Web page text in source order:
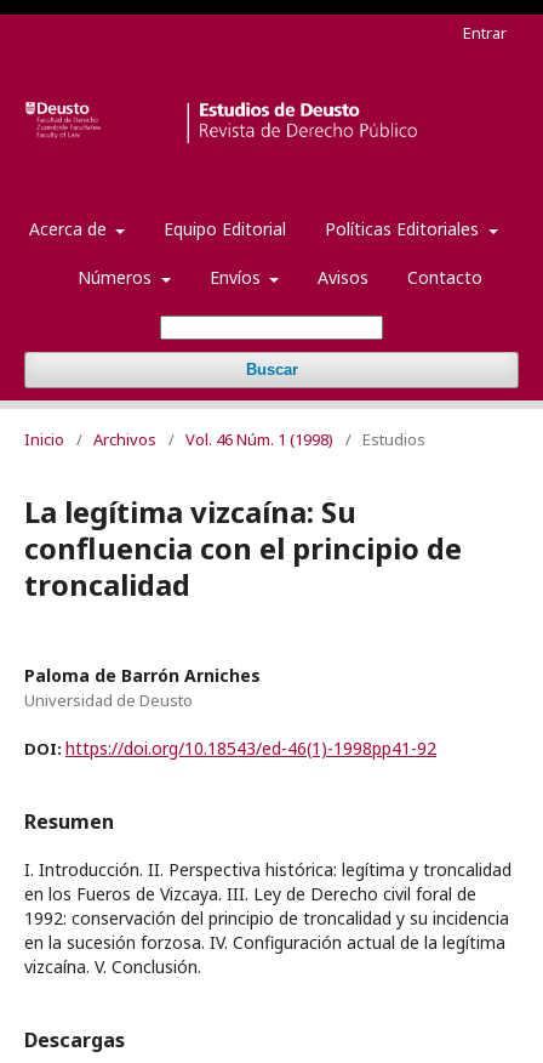
Acerca de Equipo Editorial Políticas Editoriales
Números Envíos Avisos Contacto
Buscar
Entrar
Inicio / Archivos / Vol. 46 Núm. 1 (1998) / Estudios
La legítima vizcaína: Su
confluencia con el principio de
troncalidad
Paloma de Barrón Arniches
Universidad de Deusto
DOI: https://doi.org/10.18543/ed-46(1)-1998pp41-92
Resumen
I. Introducción. II. Perspectiva histórica: legítima y troncalidad
en los Fueros de Vizcaya. III. Ley de Derecho civil foral de
1992: conservación del principio de troncalidad y su incidencia
en la sucesión forzosa. IV. Configuración actual de la legítima
vizcaína. V. Conclusión.
Descargas